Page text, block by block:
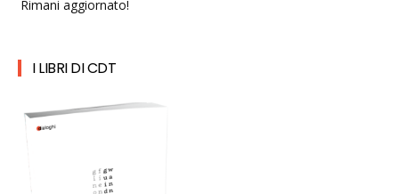
Rimani aggiornato!
I LIBRI DI CDT